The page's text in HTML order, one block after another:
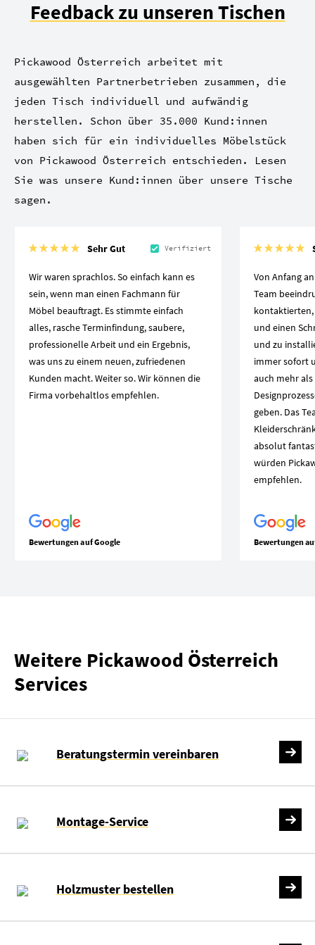
Feedback zu unseren Tischen
Pickawood Österreich arbeitet mit
ausgewählten Partnerbetrieben zusammen, die
jeden Tisch individuell und aufwändig
herstellen. Schon über 35.000 Kund:innen
haben sich für ein individuelles Möbelstück
von Pickawood Österreich entschieden. Lesen
Sie was unsere Kund:innen über unsere Tische
sagen.
Sehr Gut Verifiziert
Wir waren sprachlos. So einfach kann es
sein, wenn man einen Fachmann für
Möbel beauftragt. Es stimmte einfach
alles, rasche Terminfindung, saubere,
professionelle Arbeit und ein Ergebnis,
was uns zu einem neuen, zufriedenen
Kunden macht. Weiter so. Wir können die
Firma vorbehaltlos empfehlen.
Bewertungen auf Google
Von Anfang
Team
kontaktierten,
und einen
und zu
immer sofort
auch mehr
geben. Das
absolut
würden
empfehlen.
Bewertungen
Weitere Pickawood Österreich
Services
Beratungstermin vereinbaren
Montage-Service
Holzmuster bestellen